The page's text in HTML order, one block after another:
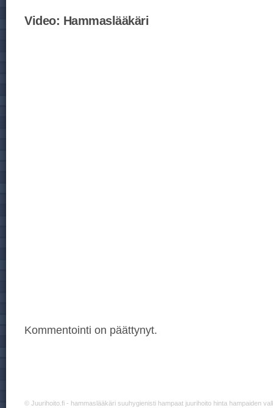
Video: Hammaslääkäri
Kommentointi on päättynyt.
© Juurihoito.fi - hammaslääkäri suuhygienisti hampaat juurihoito hinta hampaiden